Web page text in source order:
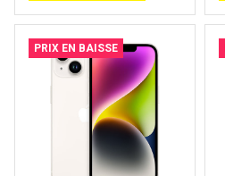
PRIX EN BAISSE